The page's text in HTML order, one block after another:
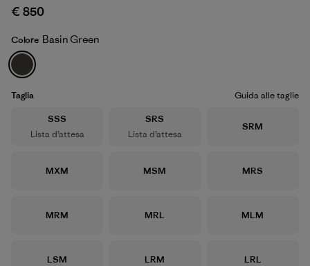
Basin Green
€ 850
Colore Basin Green
Taglia
Guida alle taglie
Taglia
SSS
Lista d’attesa
Taglia
SRS
Lista d’attesa
Taglia
SRM
Taglia
MXM Taglia
MSM Taglia
MRS
Taglia
MRM Taglia
MRL Taglia
MLM
Taglia
LSM Taglia
LRM Taglia
LRL